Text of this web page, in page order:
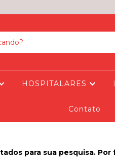
HOSPITALARES
Contato
para sua pesquisa.